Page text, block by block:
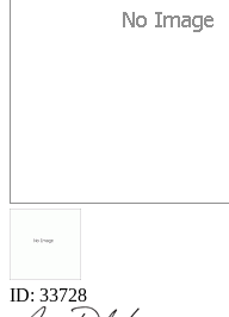
ID: 33728